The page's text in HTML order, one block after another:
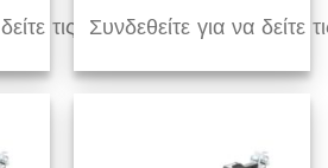
τις τιμέςΣυνδεθείτε για να δείτε